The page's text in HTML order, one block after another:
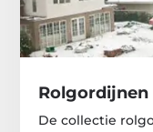
Rolgordijnen
De collectie